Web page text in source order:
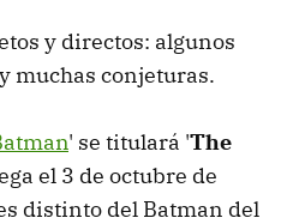
y directos: algunos
muchas conjeturas.
' se titulará 'The
el 3 de octubre de
distinto del Batman del